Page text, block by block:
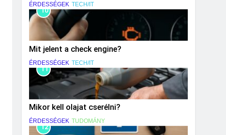
ÉRDESSÉGEK TECH/IT
10
Mit jelent a check engine?
ÉRDESSÉGEK TECH/IT
11
Mikor kell olajat cserélni?
ÉRDESSÉGEK TUDOMÁNY
12